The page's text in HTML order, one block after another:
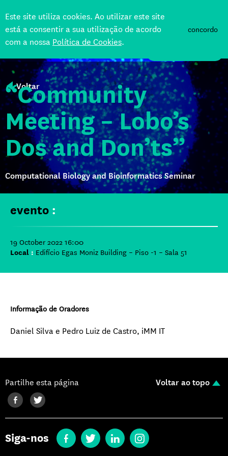
Este site utiliza cookies. Ao utilizar este site
está a consentir a sua utilização de acordo
com a nossa Política de Cookies.
concordo
Voltar
“Community
Meeting – Lobo’s
Dos and Don’ts”
Computational Biology and Bioinformatics Seminar
Informação de Oradores
Daniel Silva e Pedro Luiz de Castro, iMM IT
evento :
19 October 2022 16:00
Local : Edifício Egas Moniz Building – Piso -1 – Sala 51
Partilhe esta página Voltar ao topo
Siga-nos